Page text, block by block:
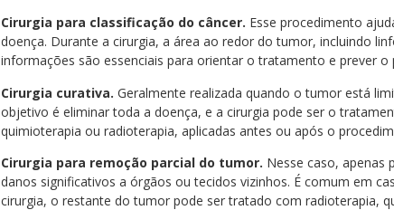
Cirurgia para classificação do câncer. Esse procedimento
doença. Durante a cirurgia, a área ao redor do tumor, incluindo
informações são essenciais para orientar o tratamento e prever o
Cirurgia curativa. Geralmente realizada quando o tumor está
objetivo é eliminar toda a doença, e a cirurgia pode ser o
quimioterapia ou radioterapia, aplicadas antes ou após o
Cirurgia para remoção parcial do tumor. Nesse caso, apenas
danos significativos a órgãos ou tecidos vizinhos. É comum em
cirurgia, o restante do tumor pode ser tratado com radioterapia,